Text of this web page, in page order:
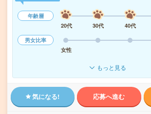
年齢層
20代
30代 40代
男女比率
女性
もっと見る
気になる! 応募へ進む